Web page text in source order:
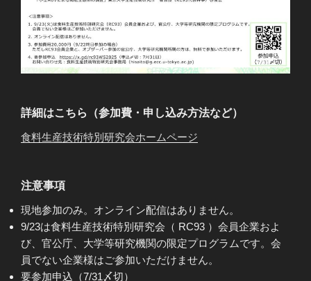
詳細はこちら（参加費・申し込み方法など）
食料生産技術特別研究会ホームページ
注意事項
現地参加のみ。オンライン配信はありません。
9/23は食料生産技術特別研究会（ RC93 ）会員企業およ
び、官公庁、大学等研究機関の限定プログラムです。会
員でない企業様はご参加いただけません。
要参加申込（7/31〆切）